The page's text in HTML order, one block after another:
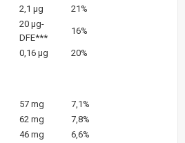
2,1 µg 21%
20 µg-
DFE***
16%
0,16 µg 20%
57 mg
7,1%
62 mg
7,8%
46 mg
6,6%